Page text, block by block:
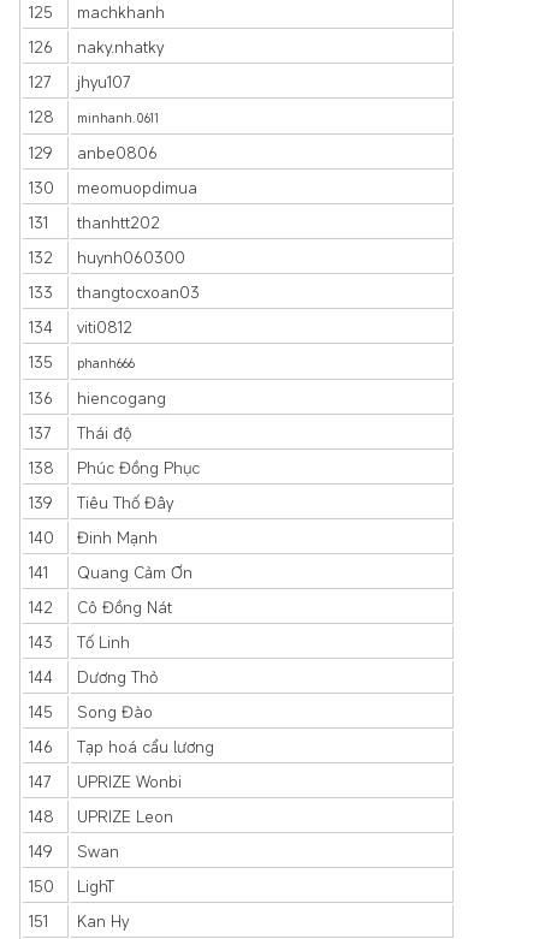
125
machkhanh
126
naky.nhatky
127
jhyu107
128
minhanh.0611
129
anbe0806
130
meomuopdimua
131
thanhtt202
132
huynh060300
133
thangtocxoan03
134
viti0812
135
phanh666
136
hiencogang
137
Thái độ
138
Phúc Đồng Phục
139
Tiêu Thố Đây
140
Đinh Mạnh
141
Quang Cảm Ơn
142
Cô Đồng Nát
143
Tố Linh
144
Dương Thỏ
145
Song Đào
146
Tạp hoá cẩu lương
147
UPRIZE Wonbi
148
UPRIZE Leon
149
Swan
150
LighT
151
Kan Hy